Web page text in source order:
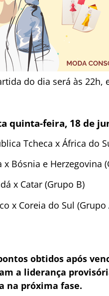
do dia será às 22h,
quinta-feira, 18 de
Tcheca x África do
x Bósnia e Herzegovina
x Catar (Grupo B)
x Coreia do Sul (Grupo
obtidos após
a liderança
na próxima fase.